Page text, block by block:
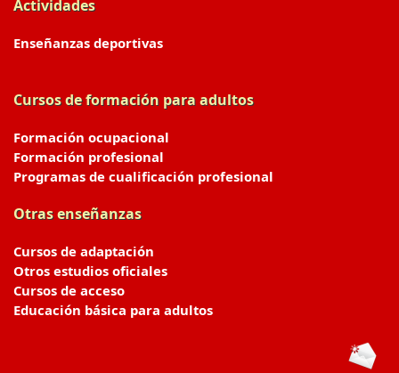
Actividades
Enseñanzas deportivas
Cursos de formación para adultos
Formación ocupacional
Formación profesional
Programas de cualificación profesional
Otras enseñanzas
Cursos de adaptación
Otros estudios oficiales
Cursos de acceso
Educación básica para adultos